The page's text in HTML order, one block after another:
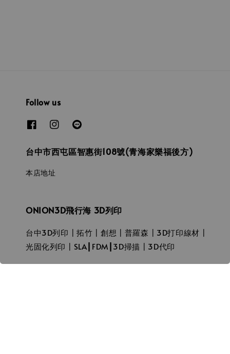
Follow us
台中市西屯區智惠街108號(青海家樂福後方)
本店地址
ONION3D飛行海 3D列印
台中3D列印┃拓竹┃創想┃普羅森┃3D打印線材┃
光固化列印┃SLA┃FDM┃3D掃描┃3D代印